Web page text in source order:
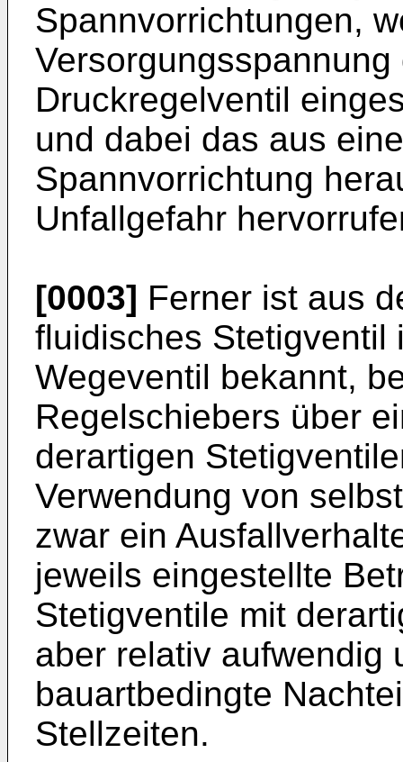
Spannvorrichtungen,
Druckregelventil
und dabei das aus
Spannvorrichtung
Unfallgefahr
[0003] Ferner ist aus
fluidisches Stetigventil
Wegeventil bekannt,
Regelschiebers über
derartigen
Verwendung von
zwar ein
jeweils eingestellte
Stetigventile mit
aber relativ aufwendig
bauartbedingte
Stellzeiten.